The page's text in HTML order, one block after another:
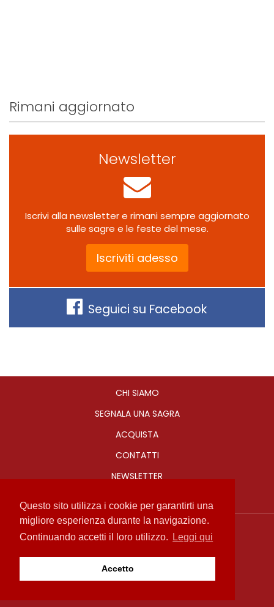
Questo sito utilizza i cookie per garantirti una
migliore esperienza durante la navigazione.
Continuando accetti il loro utilizzo.
Leggi qui
Accetto
Rimani aggiornato
Newsletter
Iscrivi alla newsletter e rimani sempre aggiornato
sulle sagre e le feste del mese.
Iscriviti adesso
Seguici su Facebook
CHI SIAMO
SEGNALA UNA SAGRA
ACQUISTA
CONTATTI
NEWSLETTER
Sagre in Romagna
info@sagreinromagna.it
Privacy Policy
Copyright 2017by Media Consulting